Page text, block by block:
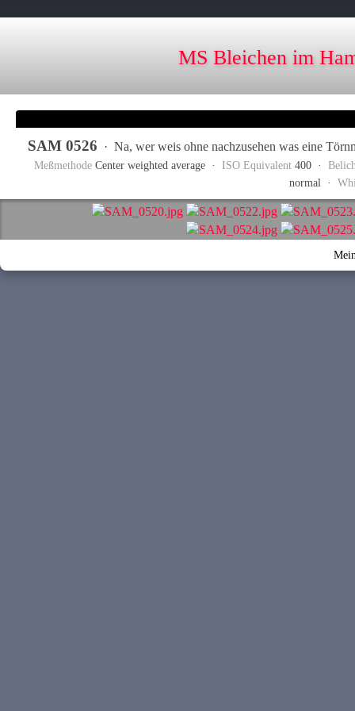
MS Bleichen im
SAM 0526 · Na, wer weis ohne nachzusehen was eine
Meßmethode Center weighted average · ISO Equivalent 400 ·
normal ·